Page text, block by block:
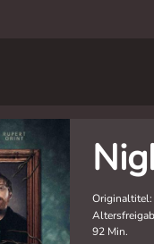
Originaltitel:
92 Min.